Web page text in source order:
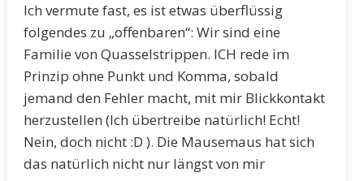
Ich vermute fast, es ist etwas überflüssig
folgendes zu „offenbaren“: Wir sind eine
Familie von Quasselstrippen. ICH rede im
Prinzip ohne Punkt und Komma, sobald
jemand den Fehler macht, mit mir Blickkontakt
herzustellen (Ich übertreibe natürlich! Echt!
Nein, doch nicht :D ). Die Mausemaus hat sich
das natürlich nicht nur längst von mir